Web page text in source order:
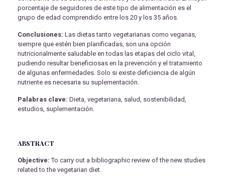
porcentaje de seguidores de este tipo de alimentación es el
grupo de edad comprendido entre los 20 y los 35 años.
Conclusiones: Las dietas tanto vegetarianas como veganas,
siempre que estén bien planificadas, son una opción
nutricionalmente saludable en todas las etapas del ciclo vital,
pudiendo resultar beneficiosas en la prevención y el tratamiento
de algunas enfermedades. Solo si existe deficiencia de algún
nutriente es necesaria su suplementación.
Palabras clave: Dieta, vegetariana, salud, sostenibilidad,
estudios, suplementación.
ABSTRACT
Objective: To carry out a bibliographic review of the new studies
related to the vegetarian diet.